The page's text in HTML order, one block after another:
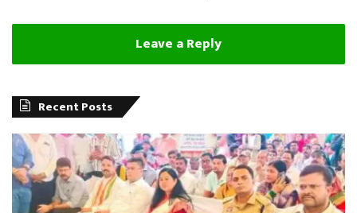
Leave a Reply
Recent Posts